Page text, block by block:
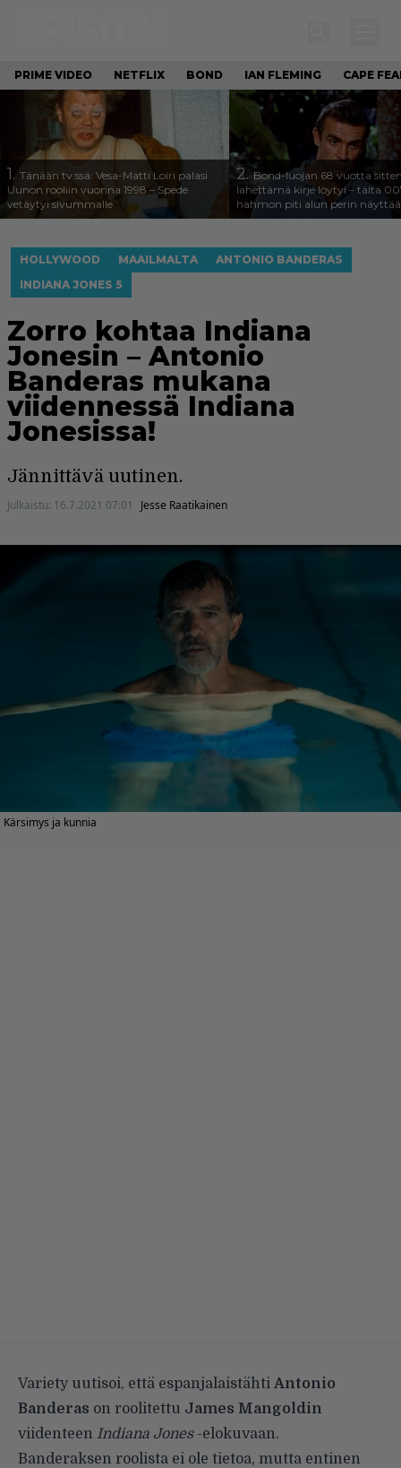
PRIME VIDEO NETFLIX BOND IAN FLEMING CAPE
1. Tänään tv:ssä: Vesa-Matti Loiri palasi
Uunon rooliin vuonna 1998 – Spede
vetäytyi sivummalle
2.Bond-luojan 68 vuotta
lähettämä kirje löytyi – tältä
hahmon piti alun perin näyttää
HOLLYWOOD MAAILMALTA
ANTONIO BANDERAS
INDIANA JONES 5
Zorro kohtaa Indiana
Jonesin – Antonio
Banderas mukana
viidennessä Indiana
Jonesissa!
Jännittävä uutinen.
Julkaistu: 16.7.2021 07:01 Jesse Raatikainen
Kärsimys ja kunnia
Variety uutisoi, että espanjalaistähti Antonio
Banderas on roolitettu James Mangoldin
viidenteen Indiana Jones-elokuvaan.
Banderaksen roolista ei ole tietoa, mutta entinen